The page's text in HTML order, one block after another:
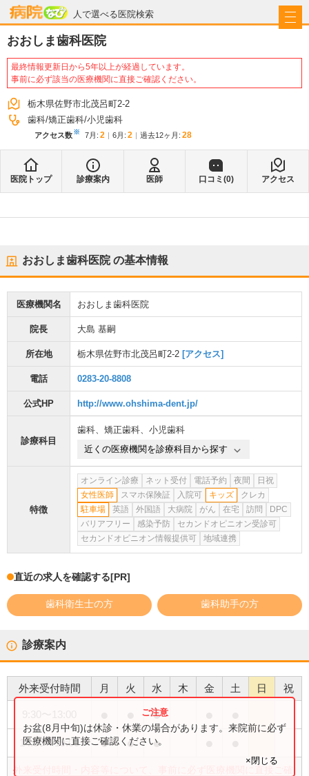
人で選べる医院検索
病院なび
おおしま歯科医院
最終情報更新日から5年以上が経過しています。
事前に必ず該当の医療機関に直接ご確認ください。
栃木県佐野市北茂呂町2-2
歯科 矯正歯科 小児歯科
アクセス数※ 7月 : 2 6月 : 2 過去12ヶ月: 28
医院トップ 診療案内 医師 口コミ(0) アクセス
おおしま歯科医院の基本情報
医療機関名 おおしま歯科医院
院長 大島 基嗣
所在地 栃木県佐野市北茂呂町2-2 [アクセス]
電話 0283-20-8808
公式HP http://www.ohshima-dent.jp/
診療科目
歯科、 矯正歯科、 小児歯科
近くの医療機関を診療科目から探す
特徴
オンライン診療 ネット受付 電話予約 夜間
日祝
女性医師
スマホ保険証 入院可 キッズ
クレカ
駐車場
英語 外国語 大病院 がん 在宅 訪問
DPC
バリアフリー
感染予防
セカンドオピニオン受診可
セカンドオピニオン情報提供可
地域連携
直近の求人を確認する[PR]
歯科衛生士の方 歯科助手の方
診療案内
外来受付時間 月 火 水 木 金 土 日 祝
●
14:30〜19:00 ● ● ●
外来受付時間・内容等について、事前に必ず医療機関に直接ご確
お盆(8月中旬)は休診・休業の場合があります。来院前に必ず
医療機関に直接ご確認ください。
×閉じる